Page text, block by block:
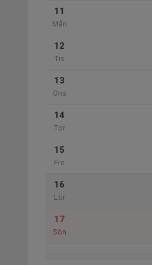
11
Mån
12
Tis
13
Ons
14
Tor
15
Fre
16
Lör
17
Sön